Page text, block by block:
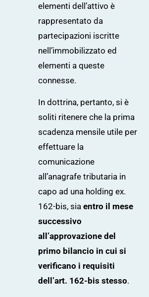
elementi dell’attivo è
rappresentato da
partecipazioni iscritte
nell’immobilizzato ed
elementi a queste
connesse.
In dottrina, pertanto, si è
soliti ritenere che la prima
scadenza mensile utile per
effettuare la
comunicazione
all’anagrafe tributaria in
capo ad una holding ex.
162-bis, sia entro il mese
successivo
all’approvazione del
primo bilancio in cui si
verificano i requisiti
dell’art. 162-bis stesso.